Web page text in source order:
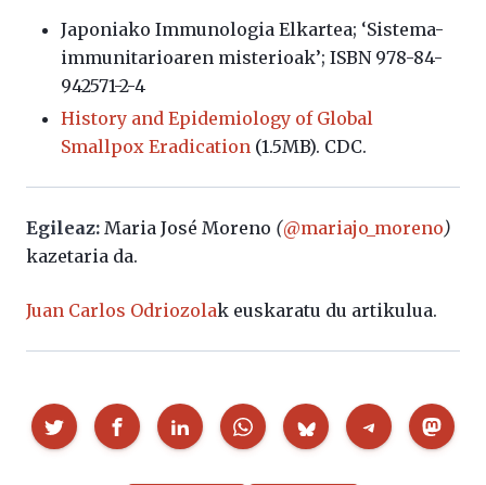
Japoniako Immunologia Elkartea; ‘Sistema-
immunitarioaren misterioak’; ISBN 978-84-
942571-2-4
History and Epidemiology of Global
Smallpox Eradication (1.5MB). CDC.
Egileaz: Maria José Moreno (@mariajo_moreno)
kazetaria da.
Juan Carlos Odriozolak euskaratu du artikulua.
Partekatu